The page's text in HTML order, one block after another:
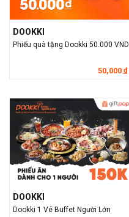
DOOKKI
Phiếu quà tặng Dookki 50.000 VND
50,000 đ
DOOKKI
Dookki 1 Vé Buffet Người Lớn